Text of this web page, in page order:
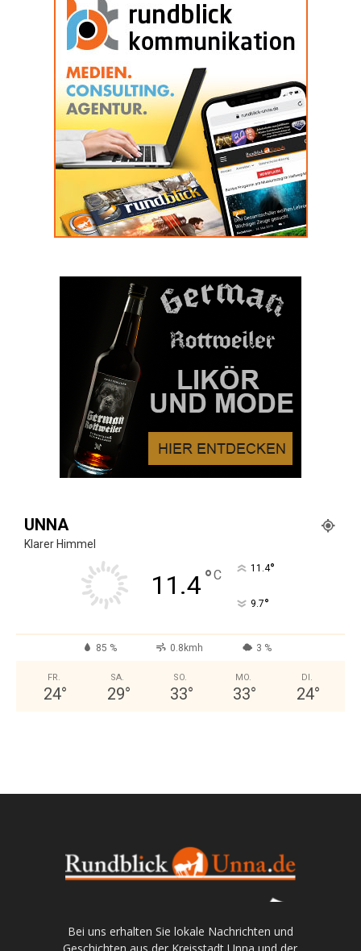
UNNA
Klarer Himmel
11.4°C 11.4°
9.7°
85 % 0.8kmh 3 %
FR.
24°
SA.
29°
SO.
33°
MO.
33°
DI.
24°
Bei uns erhalten Sie lokale Nachrichten und
Geschichten aus der Kreisstadt Unna und der